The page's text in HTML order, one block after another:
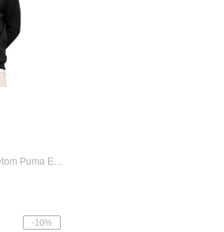
Jaqueta Masculina Moletom Puma Essentials Preta
-10%